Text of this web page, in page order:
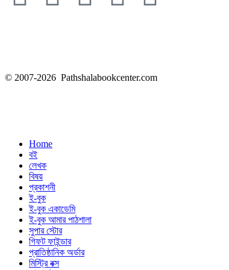
© 2007-2026 Pathshalabookcenter.com
Home
বই
লেখক
বিষয়
প্রকাশনী
ই-বুক
ই-বুক একাডেমি
ই-বুক আমার পাঠশালা
সুপার ‍স্টোর
গিফট ফাইন্ডার
প্রাতিষ্ঠানিক অর্ডার
মিস্ট্রি বক্স